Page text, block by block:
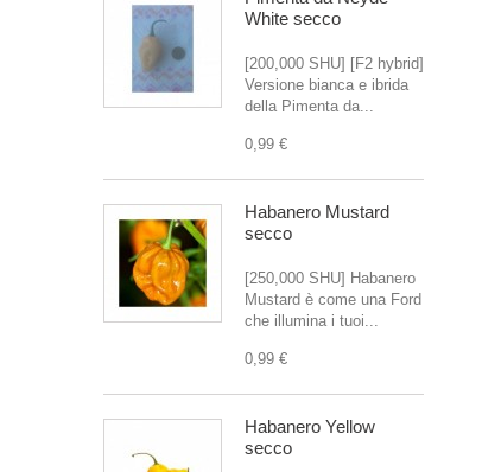
White secco
[200,000 SHU] [F2 hybrid]
Versione bianca e ibrida
della Pimenta da...
0,99 €
Habanero Mustard
secco
[250,000 SHU] Habanero
Mustard è come una Ford
che illumina i tuoi...
0,99 €
Habanero Yellow
secco